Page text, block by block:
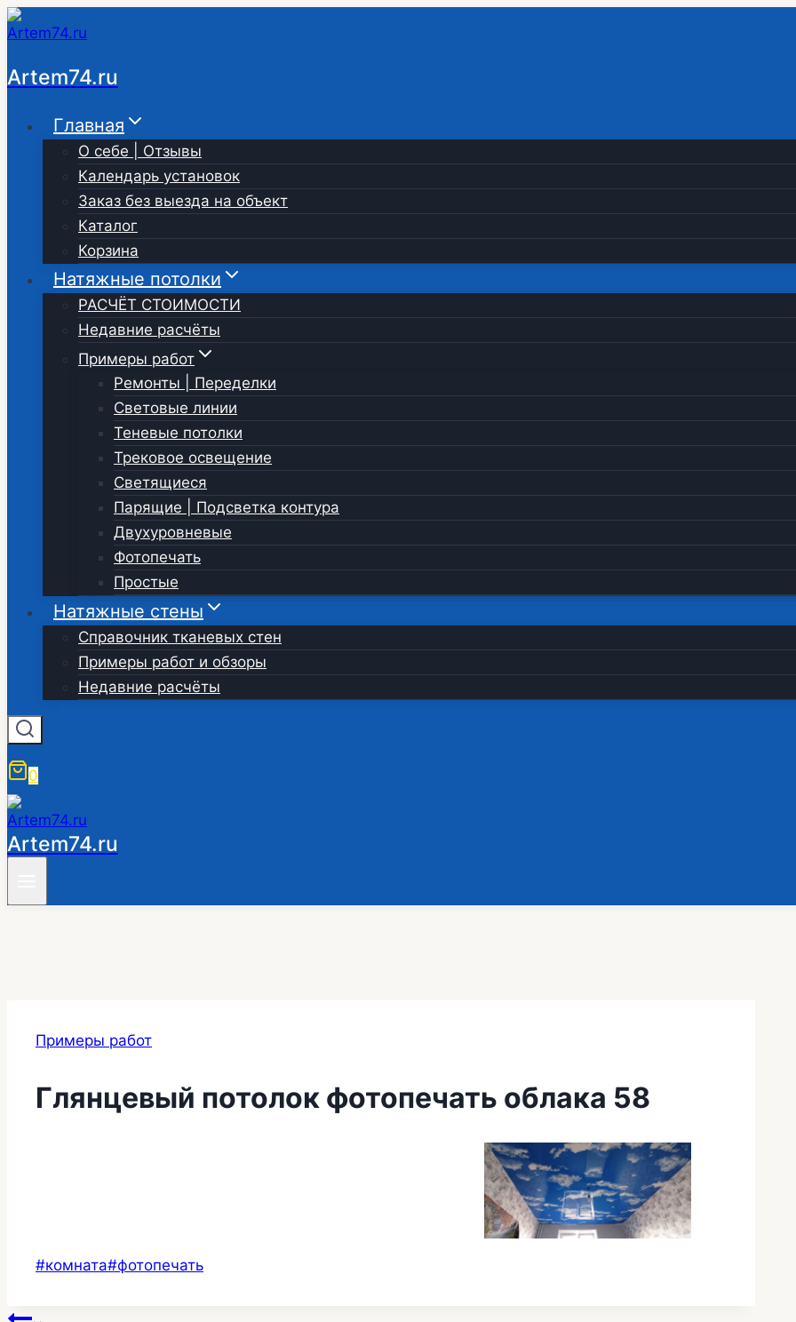
Перейти
к
содержимому
Artem74.ru
Главная
О себе | Отзывы
Календарь установок
Заказ без выезда на объект
Каталог
Корзина
Натяжные потолки
РАСЧЁТ СТОИМОСТИ
Недавние расчёты
Примеры работ
Ремонты | Переделки
Световые линии
Теневые потолки
Трековое освещение
Светящиеся
Парящие | Подсветка контура
Двухуровневые
Фотопечать
Простые
Натяжные стены
Справочник тканевых стен
Примеры работ и обзоры
Недавние расчёты
0
Artem74.ru
Примеры работ
Глянцевый потолок фотопечать облака 58
Метки
#комната#фотопечать